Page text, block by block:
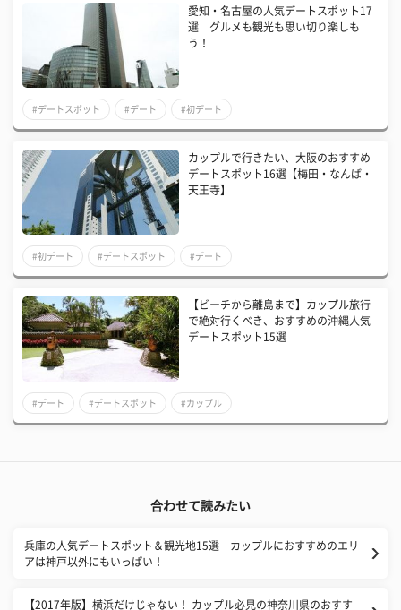
愛知・名古屋の人気デートスポット17
選 グルメも観光も思い切り楽しも
う！
#デートスポット #デート #初デート
カップルで行きたい、大阪のおすすめ
デートスポット16選【梅田・なんば・
天王寺】
#初デート #デートスポット #デート
【ビーチから離島まで】カップル旅行
で絶対行くべき、おすすめの沖縄人気
デートスポット15選
#デート #デートスポット #カップル
合わせて読みたい
兵庫の人気デートスポット＆観光地15選 カップルにおすすめのエリ
アは神戸以外にもいっぱい！
【2017年版】横浜だけじゃない！ カップル必見の神奈川県のおすす